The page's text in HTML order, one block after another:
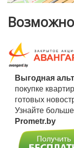
Выгодная
покупке
готовых
Узнайте больше
Prometr.by